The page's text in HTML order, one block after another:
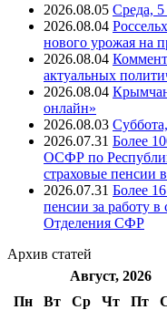
2026.08.05 Среда,
2026.08.04
нового урожая на
2026.08.04
актуальных
2026.08.04
онлайн»
2026.08.03
2026.07.31 Более
ОСФР по
страховые пенсии
2026.07.31 Более
пенсии за работу в
Отделения СФР
Архив статей
Август, 2026
Пн
Вт Ср Чт Пт